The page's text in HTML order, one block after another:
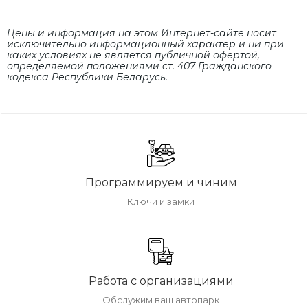
Цены и информация на этом Интернет-сайте носит
исключительно информационный характер и ни при
каких условиях не является публичной офертой,
определяемой положениями cт. 407 Гражданского
кодекса Республики Беларусь.
Программируем и чиним
Ключи и замки
Работа с организациями
Обслужим ваш автопарк